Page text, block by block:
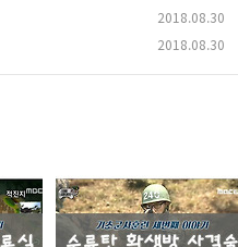
2018.08.30
2018.08.30